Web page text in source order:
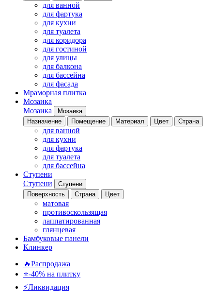
для ванной
для фартука
для кухни
для туалета
для коридора
для гостиной
для улицы
для балкона
для бассейна
для фасада
Мраморная плитка
Мозаика
Мозаика
Мозаика
Назначение
Помещение Материал Цвет Страна
для ванной
для кухни
для фартука
для туалета
для бассейна
Ступени
Ступени
Ступени
Поверхность
Страна Цвет
матовая
противоскользящая
лаппатированная
глянцевая
Бамбуковые панели
Клинкер
🔥Распродажа
⭐-40% на плитку
⚡️Ликвидация